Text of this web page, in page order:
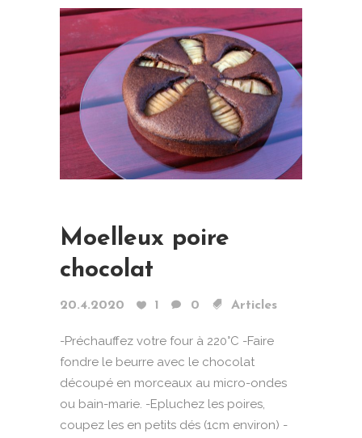
Moelleux poire
chocolat
20.4.2020 1 0 Articles
-Préchauffez votre four à 220°C -Faire
fondre le beurre avec le chocolat
découpé en morceaux au micro-ondes
ou bain-marie. -Epluchez les poires,
coupez les en petits dés (1cm environ) -